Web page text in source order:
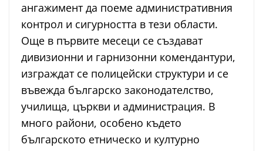
ангажимент да поеме административния
контрол и сигурността в тези области.
Още в първите месеци се създават
дивизионни и гарнизонни комендантури,
изграждат се полицейски структури и се
въвежда българско законодателство,
училища, църкви и администрация. В
много райони, особено където
българското етническо и културно